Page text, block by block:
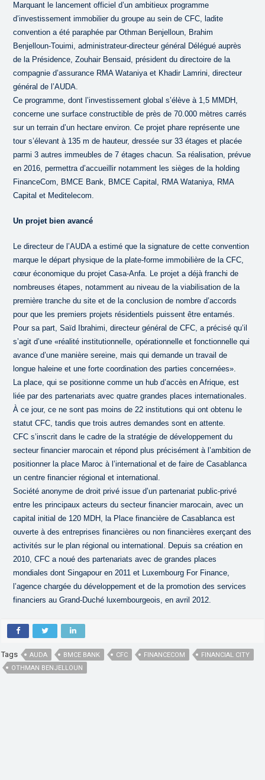
Marquant le lancement officiel d’un ambitieux programme
d’investissement immobilier du groupe au sein de CFC, ladite
convention a été paraphée par Othman Benjelloun, Brahim
Benjelloun-Touimi, administrateur-directeur général Délégué auprès
de la Présidence, Zouhair Bensaid, président du directoire de la
compagnie d’assurance RMA Wataniya et Khadir Lamrini, directeur
général de l’AUDA.
Ce programme, dont l’investissement global s’élève à 1,5 MMDH,
concerne une surface constructible de près de 70.000 mètres carrés
sur un terrain d’un hectare environ. Ce projet phare représente une
tour s’élevant à 135 m de hauteur, dressée sur 33 étages et placée
parmi 3 autres immeubles de 7 étages chacun. Sa réalisation, prévue
en 2016, permettra d’accueillir notamment les sièges de la holding
FinanceCom, BMCE Bank, BMCE Capital, RMA Wataniya, RMA
Capital et Meditelecom.
Un projet bien avancé
Le directeur de l’AUDA a estimé que la signature de cette convention
marque le départ physique de la plate-forme immobilière de la CFC,
cœur économique du projet Casa-Anfa. Le projet a déjà franchi de
nombreuses étapes, notamment au niveau de la viabilisation de la
première tranche du site et de la conclusion de nombre d’accords
pour que les premiers projets résidentiels puissent être entamés.
Pour sa part, Saïd Ibrahimi, directeur général de CFC, a précisé qu’il
s’agit d’une «réalité institutionnelle, opérationnelle et fonctionnelle qui
avance d’une manière sereine, mais qui demande un travail de
longue haleine et une forte coordination des parties concernées».
La place, qui se positionne comme un hub d’accès en Afrique, est
liée par des partenariats avec quatre grandes places internationales.
À ce jour, ce ne sont pas moins de 22 institutions qui ont obtenu le
statut CFC, tandis que trois autres demandes sont en attente.
CFC s’inscrit dans le cadre de la stratégie de développement du
secteur financier marocain et répond plus précisément à l’ambition de
positionner la place Maroc à l’international et de faire de Casablanca
un centre financier régional et international.
Société anonyme de droit privé issue d’un partenariat public-privé
entre les principaux acteurs du secteur financier marocain, avec un
capital initial de 120 MDH, la Place financière de Casablanca est
ouverte à des entreprises financières ou non financières exerçant des
activités sur le plan régional ou international. Depuis sa création en
2010, CFC a noué des partenariats avec de grandes places
mondiales dont Singapour en 2011 et Luxembourg For Finance,
l’agence chargée du développement et de la promotion des services
financiers au Grand-Duché luxembourgeois, en avril 2012.
Tags AUDA BMCE BANK CFC FINANCECOM
FINANCIAL CITY
OTHMAN BENJELLOUN